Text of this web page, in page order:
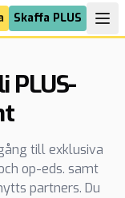
Skaffa PLUS
PLUS-
till exklusiva
op-eds. samt
partners. Du